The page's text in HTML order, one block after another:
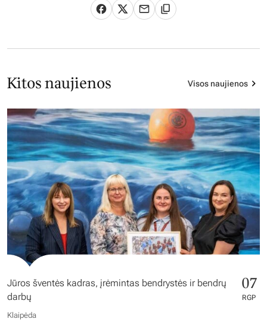
Kitos naujienos Visos naujienos
Jūros šventės kadras, įrėmintas bendrystės ir bendrų
darbų
07
RGP
Klaipėda